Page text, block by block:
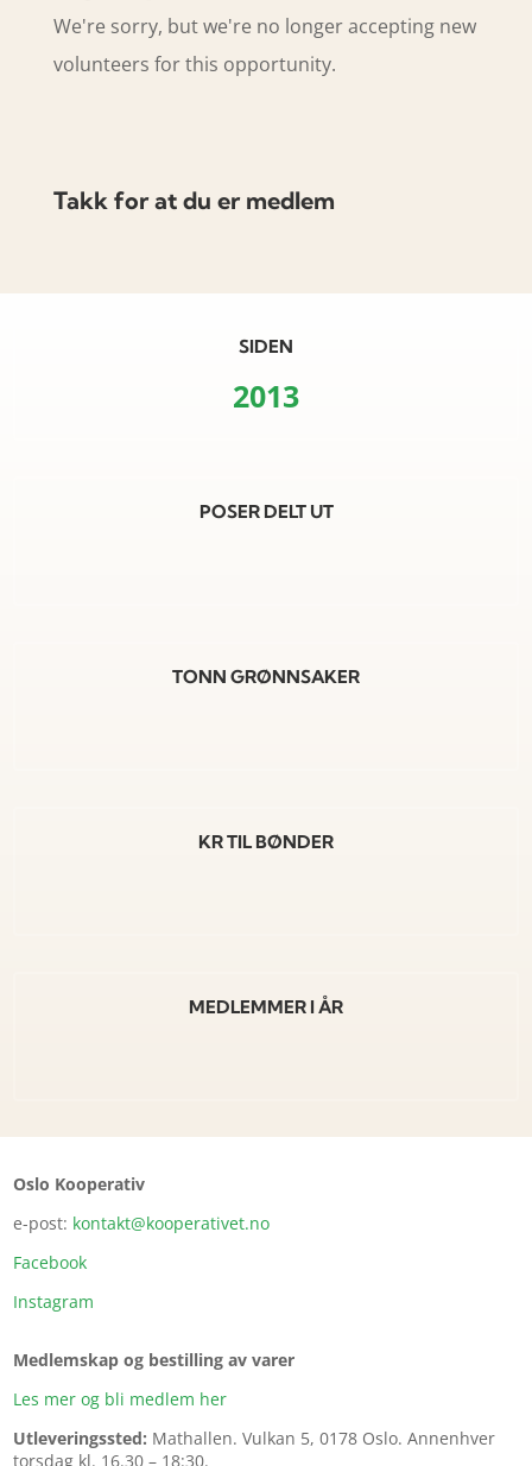
We're sorry, but we're no longer accepting new
volunteers for this opportunity.
Takk for at du er medlem
SIDEN
2013
POSER DELT UT
TONN GRØNNSAKER
KR TIL BØNDER
MEDLEMMER I ÅR
Oslo Kooperativ
e-post: kontakt@kooperativet.no
Facebook
Instagram
Medlemskap og bestilling av varer
Les mer og bli medlem her
Utleveringssted: Mathallen.Vulkan 5, 0178 Oslo. Annenhver
torsdag kl. 16.30 – 18:30.